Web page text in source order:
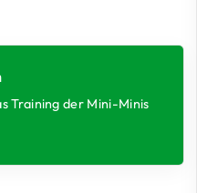
Training der Mini-Minis